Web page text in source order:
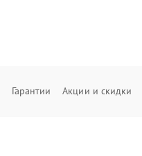
Гарантии Акции и скидки